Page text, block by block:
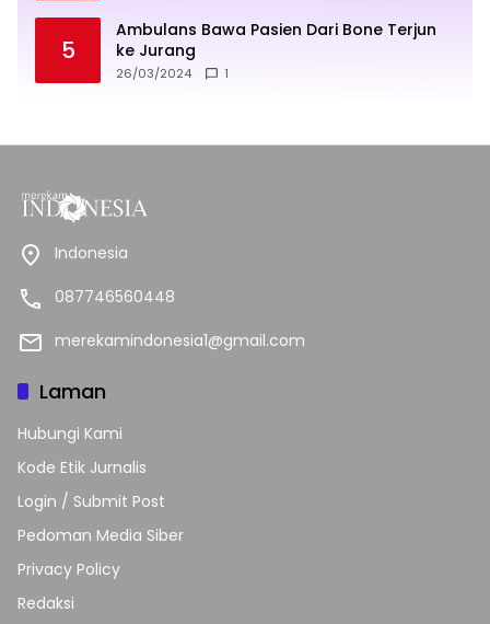
5
Ambulans Bawa Pasien Dari Bone Terjun
ke Jurang
26/03/2024 1
Indonesia
087746560448
merekamindonesia1@gmail.com
Laman
Hubungi Kami
Kode Etik Jurnalis
Login / Submit Post
Pedoman Media Siber
Privacy Policy
Redaksi